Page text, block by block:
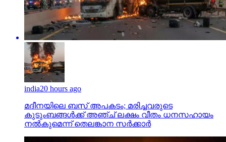
india20 hours ago
മദീനയിലെ ബസ് അപകടം; മരിച്ചവരുടെ
കുടുംബങ്ങള്‍ക്ക് അഞ്ച് ലക്ഷം വീതം ധനസഹായം
നല്‍കുമെന്ന് തെലങ്കാന സര്‍ക്കാര്‍